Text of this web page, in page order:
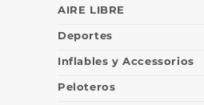
AIRE LIBRE
Deportes
Inflables y Accessorios
Peloteros